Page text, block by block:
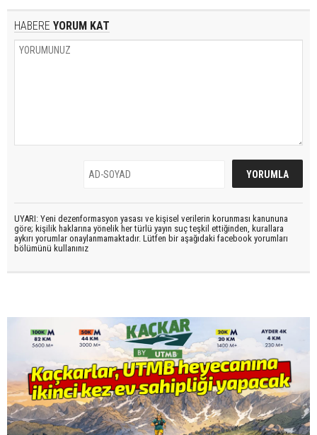
HABERE YORUM KAT
UYARI: Yeni dezenformasyon yasası ve kişisel verilerin korunması kanununa
göre; kişilik haklarına yönelik her türlü yayın suç teşkil ettiğinden, kurallara
aykırı yorumlar onaylanmamaktadır. Lütfen bir aşağıdaki facebook yorumları
bölümünü kullanınız